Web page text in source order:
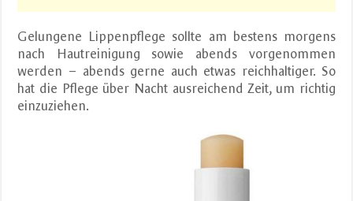
Gelungene Lippenpflege sollte am bestens morgens
nach Hautreinigung sowie abends vorgenommen
werden – abends gerne auch etwas reichhaltiger. So
hat die Pflege über Nacht ausreichend Zeit, um richtig
einzuziehen.